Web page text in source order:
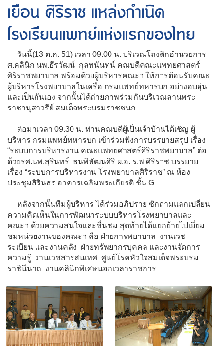
เยือน ศิริราช แหล่งกำเนิด
โรงเรียนแพทย์แห่งแรกของไทย
วันนี้(13 ต.ค. 51) เวลา 09.00 น. บริเวณโถงตึกอำนวยการ
ศ.คลินิก นพ.ธีรวัฒน์ กุลทนันทน์ คณบดีคณะแพทยศาสตร์
ศิริราชพยาบาล พร้อมด้วยผู้บริหารคณะฯ ให้การต้อนรับคณะ
ผู้บริหารโรงพยาบาลในเครือ กรมแพทย์ทหารบก อย่างอบอุ่น
และเป็นกันเอง จากนั้นได้ถ่ายภาพร่วมกันบริเวณลานพระ
ราชานุสาวรีย์ สมเด็จพระบรมราชชนก
ต่อมาเวลา 09.30 น. ท่านคณบดีผู้เป็นเจ้าบ้านได้เชิญ ผู้
บริหาร กรมแพทย์ทหารบก เข้าร่วมฟังการบรรยายสรุป เรื่อง
“ระบบการบริหารงาน คณะแพทยศาสตร์ศิริราชพยาบาล” ต่อ
ด้วยรศ.นพ.สุรินทร์ ธนพิพัฒนศิริ ผ.อ. ร.พ.ศิริราช บรรยาย
เรื่อง “ระบบการบริหารงาน โรงพยาบาลศิริราช” ณ ห้อง
ประชุมสิรินธร อาคารเฉลิมพระเกียรติ ชั้น G
หลังจากนั้นทีมผู้บริหาร ได้ร่วมอภิปราย ซักถามแลกเปลี่ยน
ความคิดเห็นในการพัฒนาระบบบริหารโรงพยาบาลและ
คณะฯ ด้วยความสนใจและชื่นชม สุดท้ายได้แยกย้ายไปเยี่ยม
ชมหน่วยงานของคณะฯ คือ ฝ่ายการพยาบาล งานเวช
ระเบียน และงานคลัง ฝ่ายทรัพยากรบุคคล และงานจัดการ
ความรู้ งานเวชสารสนเทศ ศูนย์โรคหัวใจสมเด็จพระบรม
ราชินีนาถ งานคลินิกพิเศษนอกเวลาราชการ